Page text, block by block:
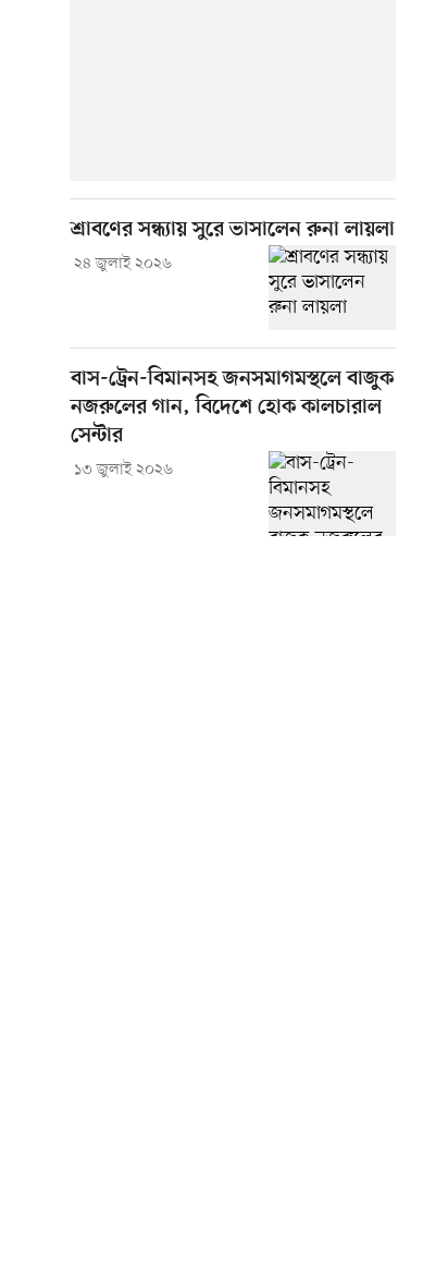
শ্রাবণের সন্ধ্যায় সুরে ভাসালেন রুনা লায়লা
২৪ জুলাই ২০২৬
বাস-ট্রেন-বিমানসহ জনসমাগমস্থলে বাজুক
নজরুলের গান, বিদেশে হোক কালচারাল
সেন্টার
১৩ জুলাই ২০২৬